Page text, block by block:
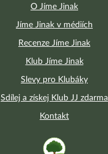
O Jíme Jinak
Jíme Jinak v médiích
Recenze Jíme Jinak
Klub Jíme Jinak
Slevy pro Klubáky
Sdílej a získej Klub JJ zdarma
Kontakt